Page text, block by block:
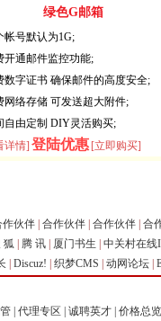
绿色G邮箱
帐号默认为1G;
开通邮件监控功能;
数字证书 确保邮件的高度安全;
网络存储 可发送超大附件;
自由定制 DIY灵活购买;
详情] 登陆优惠 [立即购买]
作伙伴 合作伙伴 合作伙伴 合
狐 腾 讯 厦门书生
中关村在线
Discuz! 织梦CMS 动网论坛
代理专区 诚聘英才 价格总览